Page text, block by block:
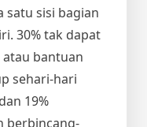
satu sisi bagian
30% tak dapat
bantuan
sehari-hari
19%
berbincang-